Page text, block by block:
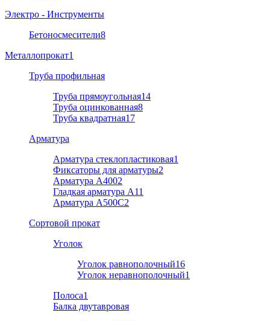
Электро - Инструменты
Бетоносмесители8
Металлопрокат1
Труба профильная
Труба прямоугольная14
Труба оцинкованная8
Труба квадратная17
Арматура
Арматура стеклопластиковая1
Фиксаторы для арматуры2
Арматура А4002
Гладкая арматура А11
Арматура A500C2
Cортовой прокат
Уголок
Уголок равнополочный16
Уголок неравнополочный1
Полоса1
Балка двутавровая